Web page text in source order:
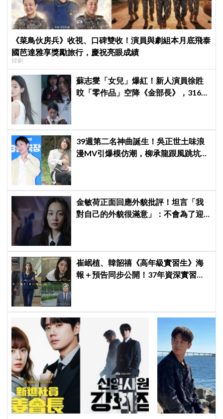
《菜鳥伙房兵》收視、口碑雙收！演員與劇組本月底飛泰
國芭達雅享獎勵旅行，慶祝亮眼成績
韓劇
蘇志燮「女兒」爆紅！新人演員徐貹
旼「零作品」空降《金部長》，316萬
39週第二名神曲誕生！吳正世土味浪
漫MV引爆模仿潮，柳承龍跟風跳坑：
金敏荷正面回應外貌批評！坦言「我
對自己的外貌很滿意」：不會為了迎
崔岷植、韓韶禧《高年級實習生》海
報＋預告同步公開！37年資深實習生